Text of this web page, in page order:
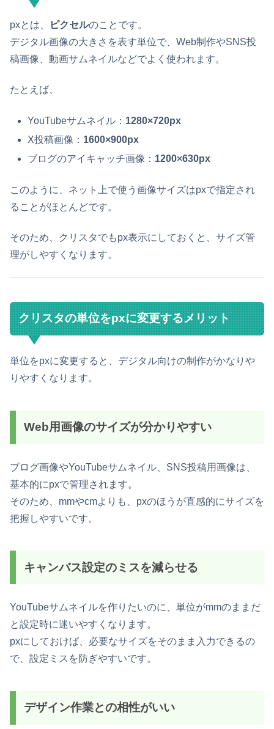
pxとは、 ピクセルのことです。
デジタル画像の大きさを表す単位で、Web制作やSNS投
稿画像、動画サムネイルなどでよく使われます。
たとえば、
YouTubeサムネイル： 1280×720px
X投稿画像： 1600×900px
ブログのアイキャッチ画像： 1200×630px
このように、ネット上で使う画像サイズはpxで指定され
ることがほとんどです。
そのため、クリスタでもpx表示にしておくと、サイズ管
理がしやすくなります。
クリスタの単位をpxに変更するメリット
単位をpxに変更すると、デジタル向けの制作がかなりや
りやすくなります。
Web用画像のサイズが分かりやすい
ブログ画像やYouTubeサムネイル、SNS投稿用画像は、
基本的にpxで管理されます。
そのため、mmやcmよりも、pxのほうが直感的にサイズを
把握しやすいです。
キャンバス設定のミスを減らせる
YouTubeサムネイルを作りたいのに、単位がmmのままだ
と設定時に迷いやすくなります。
pxにしておけば、必要なサイズをそのまま入力できるの
で、設定ミスを防ぎやすいです。
デザイン作業との相性がいい